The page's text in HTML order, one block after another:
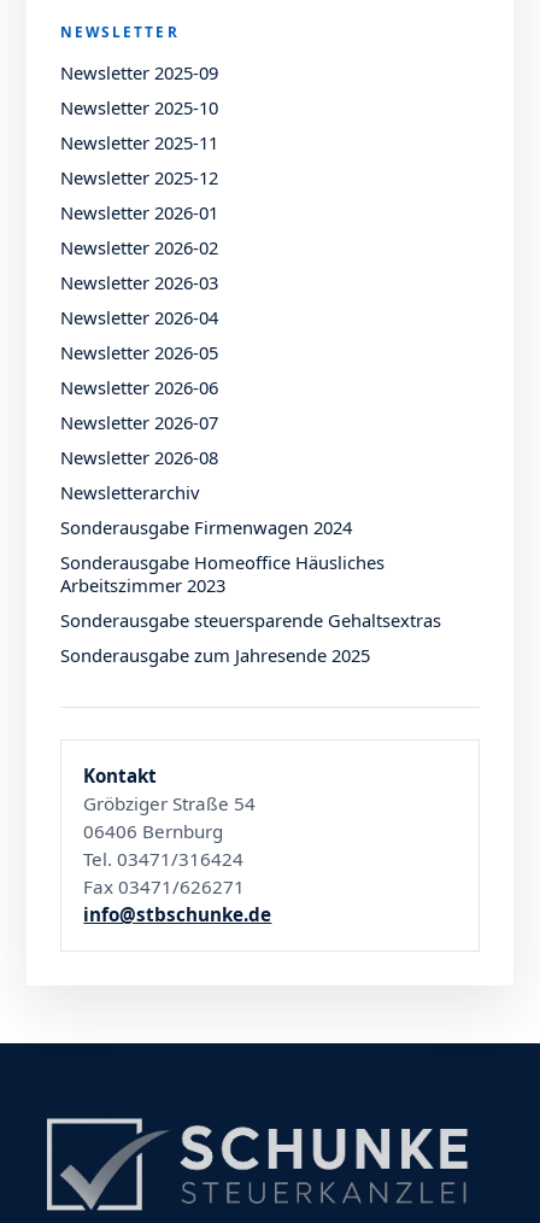
NEWSLETTER
Newsletter 2025-09
Newsletter 2025-10
Newsletter 2025-11
Newsletter 2025-12
Newsletter 2026-01
Newsletter 2026-02
Newsletter 2026-03
Newsletter 2026-04
Newsletter 2026-05
Newsletter 2026-06
Newsletter 2026-07
Newsletter 2026-08
Newsletterarchiv
Sonderausgabe Firmenwagen 2024
Sonderausgabe Homeoffice Häusliches
Arbeitszimmer 2023
Sonderausgabe steuersparende Gehaltsextras
Sonderausgabe zum Jahresende 2025
Kontakt
Gröbziger Straße 54
06406 Bernburg
Tel. 03471/316424
Fax 03471/626271
info@stbschunke.de